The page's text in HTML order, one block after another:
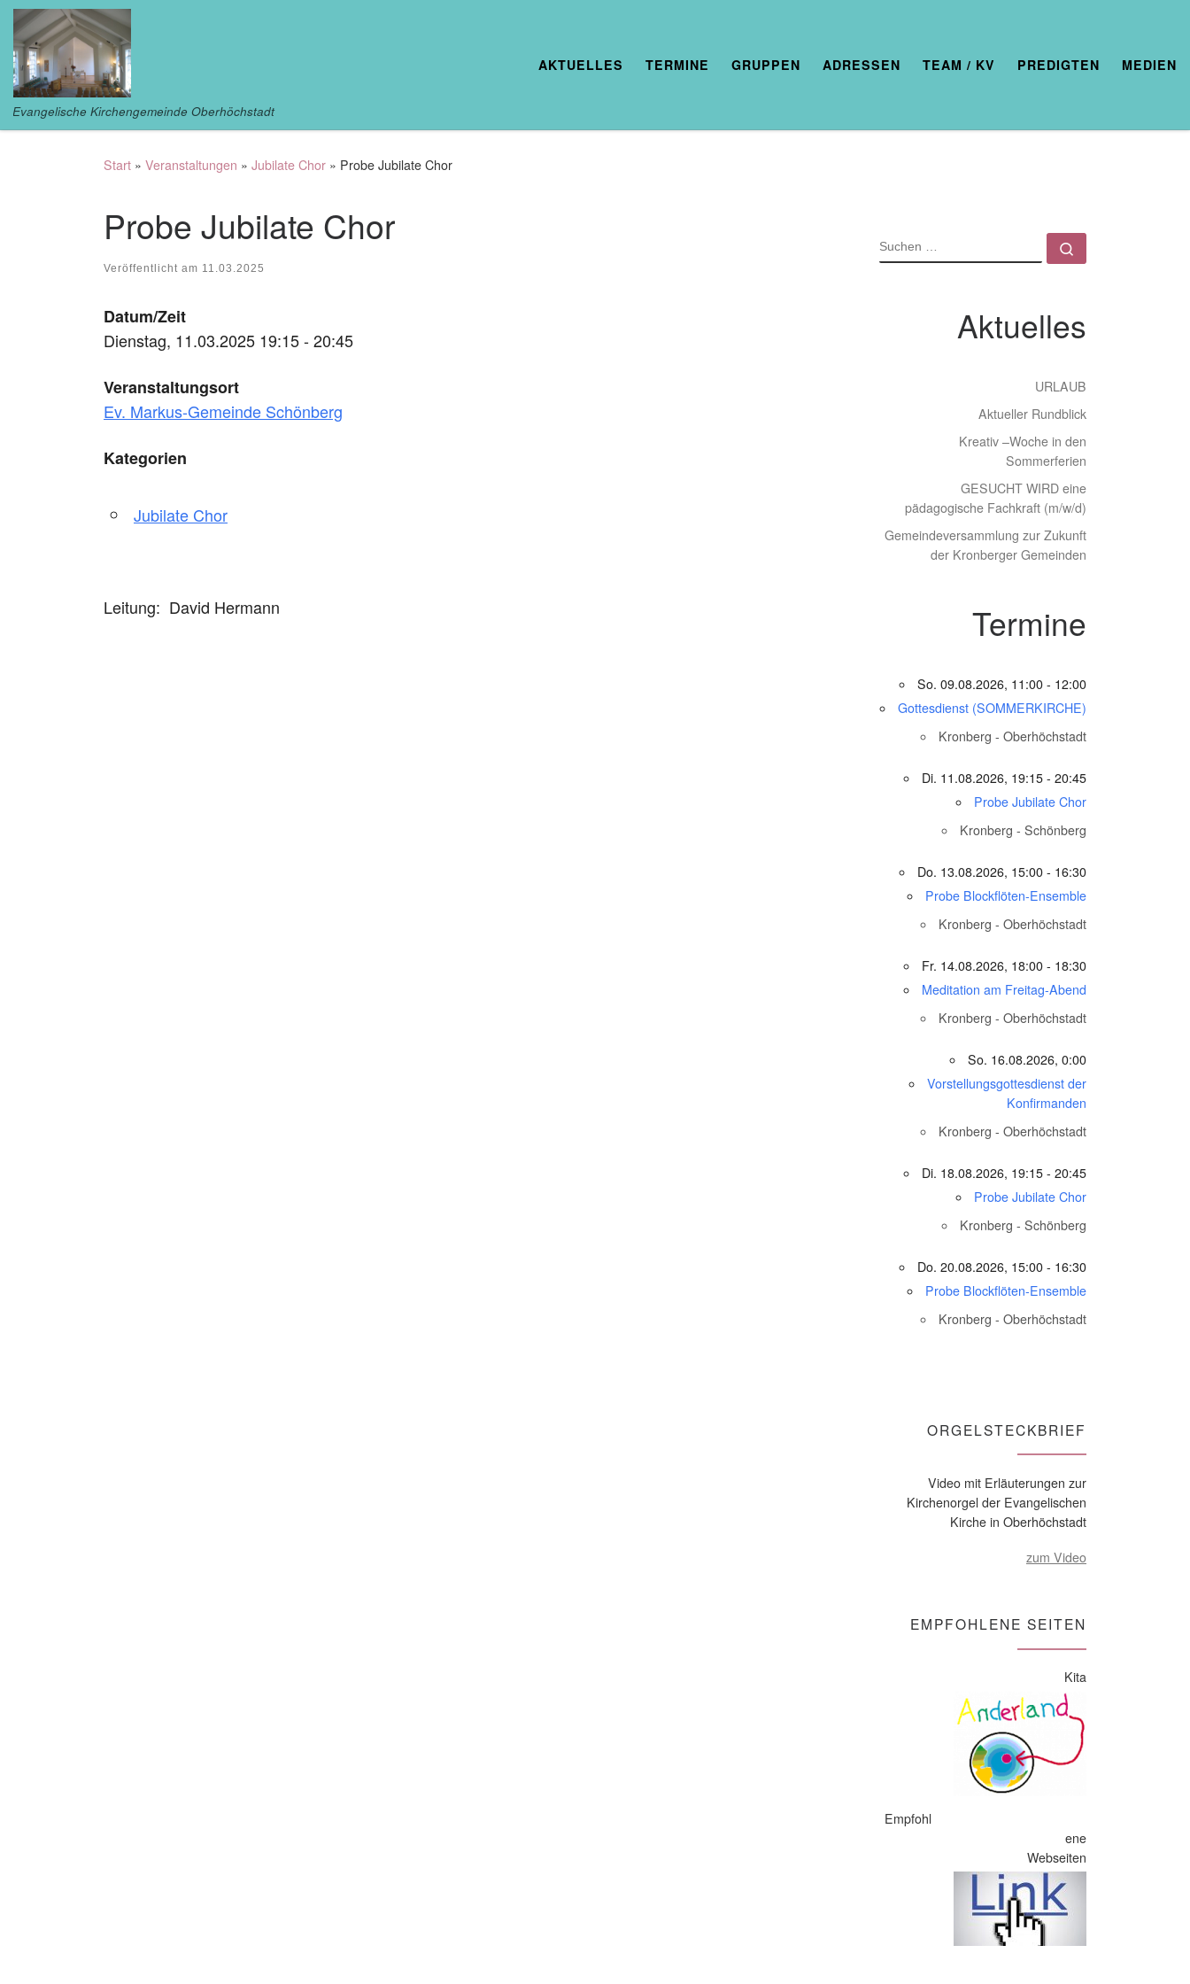
Zum Inhalt springen
Evangelische Kirchengemeinde Oberhöchstadt
AKTUELLES TERMINE GRUPPEN ADRESSEN TEAM / KV PREDIGTEN MEDIEN
Start » Veranstaltungen » Jubilate Chor » Probe Jubilate Chor
Probe Jubilate Chor
Veröffentlicht am 11.03.2025
Datum/Zeit
Dienstag, 11.03.2025 19:15 - 20:45
Veranstaltungsort
Ev. Markus-Gemeinde Schönberg
Kategorien
Jubilate Chor
Leitung: David Hermann
SUCHE
Aktuelles
URLAUB
Aktueller Rundblick
Kreativ –Woche in den
Sommerferien
GESUCHT WIRD eine
pädagogische Fachkraft (m/w/d)
Gemeindeversammlung zur Zukunft
der Kronberger Gemeinden
Termine
So. 09.08.2026, 11:00 - 12:00
Gottesdienst (SOMMERKIRCHE)
Kronberg - Oberhöchstadt
Di. 11.08.2026, 19:15 - 20:45
Probe Jubilate Chor
Kronberg - Schönberg
Do. 13.08.2026, 15:00 - 16:30
Probe Blockflöten-Ensemble
Kronberg - Oberhöchstadt
Fr. 14.08.2026, 18:00 - 18:30
Meditation am Freitag-Abend
Kronberg - Oberhöchstadt
So. 16.08.2026, 0:00
Vorstellungsgottesdienst der
Konfirmanden
Kronberg - Oberhöchstadt
Di. 18.08.2026, 19:15 - 20:45
Probe Jubilate Chor
Kronberg - Schönberg
Do. 20.08.2026, 15:00 - 16:30
Probe Blockflöten-Ensemble
Kronberg - Oberhöchstadt
ORGELSTECKBRIEF
Video mit Erläuterungen zur
Kirchenorgel der Evangelischen
Kirche in Oberhöchstadt
zum Video
EMPFOHLENE SEITEN
Kita
Empfohl
ene
Webseiten